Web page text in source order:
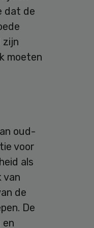
dat de
zijn
moeten
oud-
voor
als
van
de
De